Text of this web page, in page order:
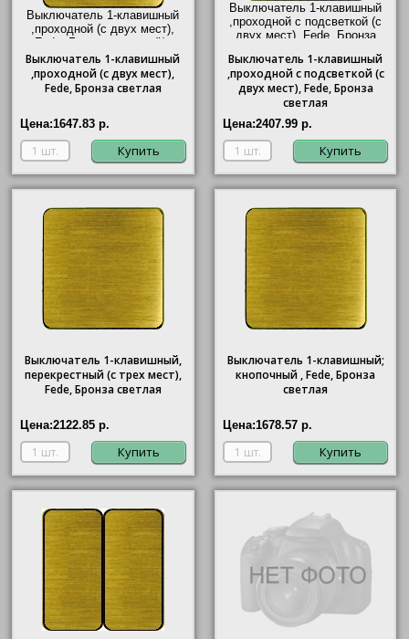
Выключатель 1-клавишный
,проходной (с двух мест),
Fede, Бронза светлая"/>
Выключатель 1-клавишный
,проходной (с двух мест),
Fede, Бронза светлая
Цена:1647.83 р.
Купить
Выключатель 1-клавишный
,проходной с подсветкой (с
двух мест), Fede, Бронза
Выключатель 1-клавишный
,проходной с подсветкой (с
двух мест), Fede, Бронза
светлая
Цена:2407.99 р.
Купить
Выключатель 1-клавишный,
перекрестный (с трех мест),
Fede, Бронза светлая
Цена:2122.85 р.
Купить
Выключатель 1-клавишный;
кнопочный , Fede, Бронза
светлая
Цена:1678.57 р.
Купить